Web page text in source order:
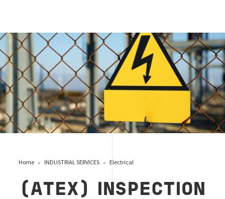
(atex) inspection - electric installation
Home INDUSTRIAL SERVICES Electrical
(ATEX) INSPECTION